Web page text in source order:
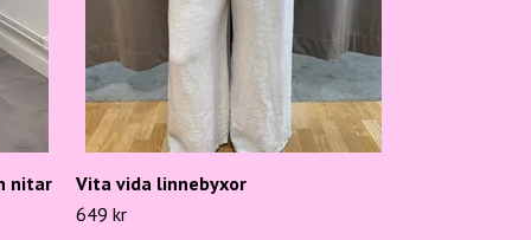
nitar
Vita vida linnebyxor
649 kr